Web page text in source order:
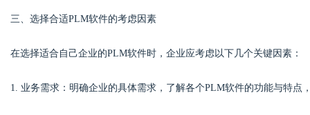
三、选择合适PLM软件的考虑因素
在选择适合自己企业的PLM软件时，企业应考虑以下几个关键因素：
1. 业务需求：明确企业的具体需求，了解各个PLM软件的功能与特点